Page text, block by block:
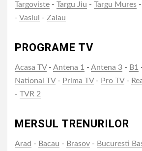
Targoviste - Targu Jiu - Targu Mures -
- Vaslui - Zalau
PROGRAME TV
Acasa TV- Antena 1 - Antena 3 - B1
National TV- Prima TV- Pro TV-
- TVR 2
MERSUL TRENURILOR
Arad - Bacau - Brasov - Bucuresti